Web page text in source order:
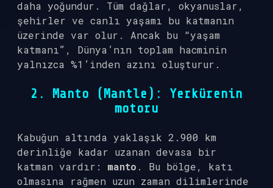
daha yoğundur. Tüm dağlar, okyanuslar,
şehirler ve canlı yaşamı bu katmanın
üzerinde var olur. Ancak bu “yaşam
katmanı”, Dünya’nın toplam hacminin
yalnızca %1’inden azını oluşturur.
2. Manto (Mantle): Yerkürenin
motoru
Kabuğun altında yaklaşık 2.900 km
derinliğe kadar uzanan devasa bir
katman vardır: manto . Bu bölge, katı
olmasına rağmen uzun zaman dilimlerinde